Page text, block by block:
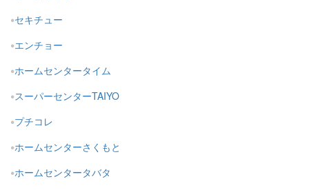
セキチュー
エンチョー
ホームセンタータイム
スーパーセンターTAIYO
プチコレ
ホームセンターさくもと
ホームセンタータバタ